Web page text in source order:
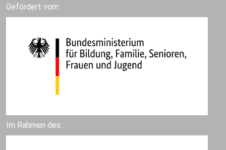
Gefördert vom:
Im Rahmen des: